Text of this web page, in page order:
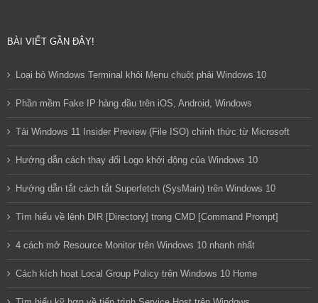
BÀI VIẾT GẦN ĐÂY!
Loại bỏ Windows Terminal khỏi Menu chuột phải Windows 10
Phần mềm Fake IP hàng đầu trên iOS, Android, Windows
Tải Windows 11 Insider Preview (File ISO) chính thức từ Microsoft
Hướng dẫn cách thay đổi Logo khởi động của Windows 10
Hướng dẫn tắt cách tắt Superfetch (SysMain) trên Windows 10
Tìm hiểu về lệnh DIR [Directory] trong CMD [Command Prompt]
4 cách mở Resource Monitor trên Windows 10 nhanh nhất
Cách kích hoạt Local Group Policy trên Windows 10 Home